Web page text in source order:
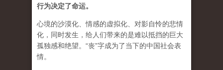
行为决定了命运。
心境的沙漠化、情感的虚拟化、对影自怜的悲情
化，同时发生，给人们带来的是难以抵挡的巨大
孤独感和绝望。“丧”字成为了当下的中国社会表
情。